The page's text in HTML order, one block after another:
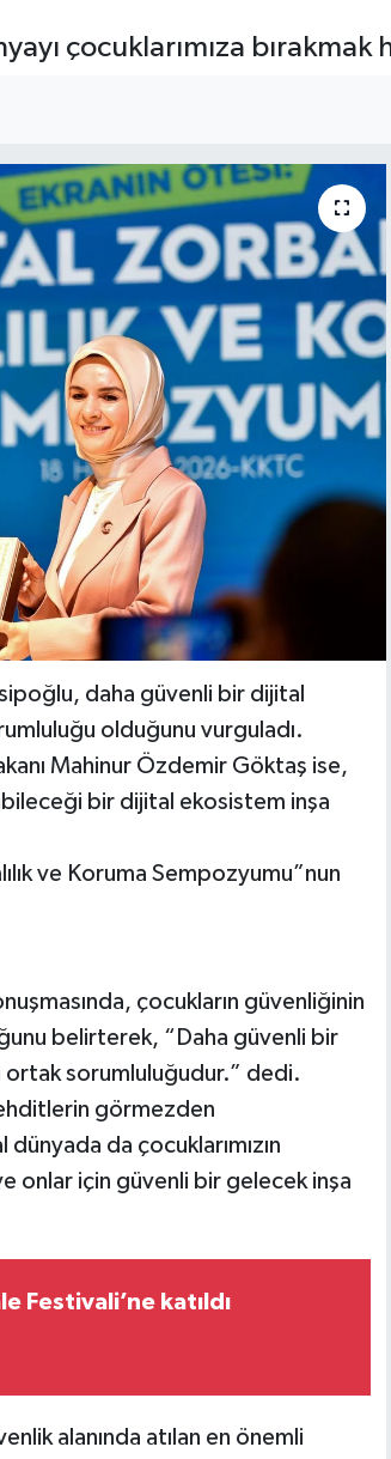
çocuklarımıza
daha güvenli bir dijital
olduğunu vurguladı.
Mahinur Özdemir Göktaş ise,
bir dijital ekosistem inşa
ve Koruma Sempozyumu”nun
çocukların güvenliğinin
belirterek, “Daha güvenli bir
ortak sorumluluğudur.” dedi.
görmezden
da çocuklarımızın
onlar için güvenli bir gelecek inşa
Festivali’ne katıldı
alanında atılan en önemli